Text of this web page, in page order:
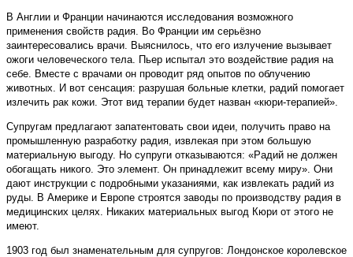
В Англии и Франции начинаются исследования возможного
применения свойств радия. Во Франции им серьёзно
заинтересовались врачи. Выяснилось, что его излучение вызывает
ожоги человеческого тела. Пьер испытал это воздействие радия на
себе. Вместе с врачами он проводит ряд опытов по облучению
животных. И вот сенсация: разрушая больные клетки, радий помогает
излечить рак кожи. Этот вид терапии будет назван «кюри-терапией».
Супругам предлагают запатентовать свои идеи, получить право на
промышленную разработку радия, извлекая при этом большую
материальную выгоду. Но супруги отказываются: «Радий не должен
обогащать никого. Это элемент. Он принадлежит всему миру». Они
дают инструкции с подробными указаниями, как извлекать радий из
руды. В Америке и Европе строятся заводы по производству радия в
медицинских целях. Никаких материальных выгод Кюри от этого не
имеют.
1903 год был знаменательным для супругов: Лондонское королевское